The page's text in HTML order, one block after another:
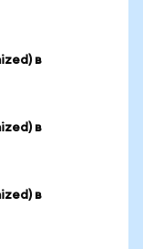
в
в
в